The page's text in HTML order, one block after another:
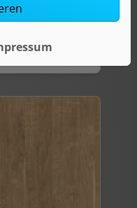
HELL